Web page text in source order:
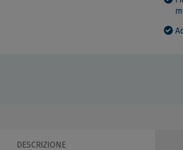
DESCRIZIONE